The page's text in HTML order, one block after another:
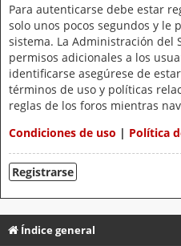
Para autenticarse debe estar
solo unos pocos segundos y le
sistema. La Administración del
permisos adicionales a los
identificarse asegúrese de
términos de uso y políticas
reglas de los foros mientras
Condiciones de uso | Política
Registrarse
Índice general